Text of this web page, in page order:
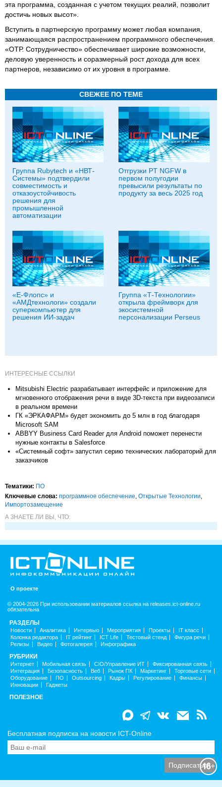
эта программа, созданная с учетом текущих реалий, позволит
достичь новых высот».
Вступить в партнерскую программу может любая компания,
занимающаяся распространением программного обеспечения.
«ОТР. Сотрудничество» обеспечивает широкие возможности,
деловую уверенность и соразмерный рост дохода для всех
партнеров, независимо от их уровня в программе.
СВЕЖЕЕ ПО ТЕМЕ
Группа Rubytech и «НВТ-
Системы» подтвердили
совместимость и
отказоустойчивость
решения для
промышленной
автоматизации
Отгрузки PT NGFW в
первом полугодии
превысили результаты по
продукту за весь 2025 год
«Е-Флопс» и
«АМДтехнологи» создали
суперкомпьютер для
решения ИИ-задач
Группа «Т‑Технологии»
открыла фреймворк для
экосистемной
персонализации Perseus
ИНТЕРЕСНЫЕ ССЫЛКИ
Mitsubishi Electric разрабатывает интерфейс и приложение для
мгновенного отображения речи в виде 3D-текста при видеозаписи
в реальном времени
ГК «ЭРКАФАРМ» будет экономить до 5 млн в год благодаря
Microsoft SAM
ABBYY Business Card Reader для Android поможет перенести
нужные контакты в Salesforce
«Системный софт» запустил серию технических лабораторий для
заказчиков
Тематики: ПО
Ключевые слова: программное обеспечение, Открытые Технологии,
Импорто­замещение
А ЗНАЕТЕ ЛИ ВЫ, ЧТО:
О проекте
© 2004-2026 При использовании материалов ссылка на releases.ict-online.ru
обязательна
РАЗДЕЛЫ
Новости Аналитика Интервью Мероприятия Проекты
IT класс
Колонка редактора
IT рейтинг ICT Life Тестовый стенд
Фигура речи
Релизы
Видео Фотогалерея Инфографика
РУБРИКИ
Интернет Мобильная связь CIO/Управление ИТ
Фиксированная связь
Интеграция
Безопасность Веб Рынок ПК Маркетинг
Торговые сети
Оборудование
ПО Outsourcing Кадры Регулирование
Финансы
Инновации
Гаджеты
ПОЛЕЗНОЕ
Бесплатная подписка на новости ICT-Online